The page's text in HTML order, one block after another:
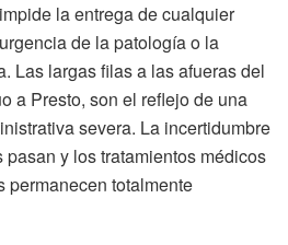
la entrega de cualquier
de la patología o la
Las largas filas a las afueras del
a Presto, son el reflejo de una
severa. La incertidumbre
y los tratamientos médicos
permanecen totalmente